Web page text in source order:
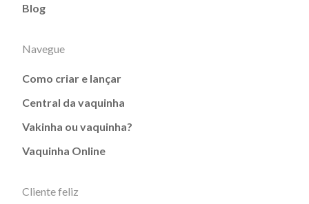
Blog
Navegue
Como criar e lançar
Central da vaquinha
Vakinha ou vaquinha?
Vaquinha Online
Cliente feliz